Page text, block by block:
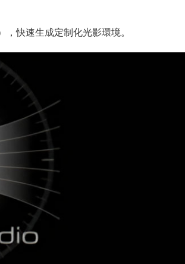
快速生成定制化光影環境。